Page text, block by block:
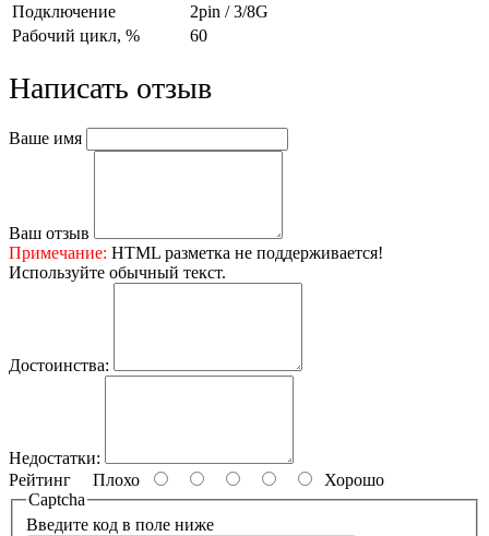
Подключение
2pin / 3/8G
Рабочий цикл, %
60
Написать отзыв
Ваше имя
Ваш отзыв
Примечание: HTML разметка не поддерживается!
Используйте обычный текст.
Достоинства:
Недостатки:
Рейтинг Плохо
Хорошо
Captcha
Введите код в поле ниже